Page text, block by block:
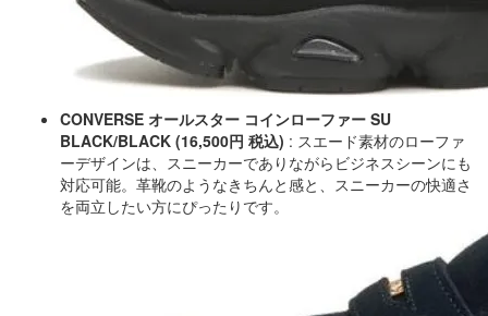
CONVERSE オールスター コインローファー SU
BLACK/BLACK (16,500円 税込) : スエード素材のローファ
ーデザインは、スニーカーでありながらビジネスシーンにも
対応可能。革靴のようなきちんと感と、スニーカーの快適さ
を両立したい方にぴったりです。